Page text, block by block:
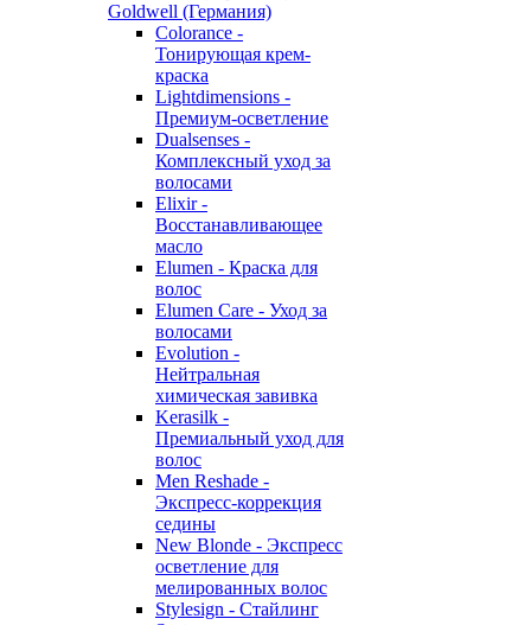
Goldwell (Германия)
Colorance -
Тонирующая крем-
краска
Lightdimensions -
Премиум-осветление
Dualsenses -
Комплексный уход за
волосами
Elixir -
Восстанавливающее
масло
Elumen - Краска для
волос
Elumen Care - Уход за
волосами
Evolution -
Нейтральная
химическая завивка
Kerasilk -
Премиальный уход для
волос
Men Reshade -
Экспресс-коррекция
седины
New Blonde - Экспресс
осветление для
мелированных волос
Stylesign - Стайлинг